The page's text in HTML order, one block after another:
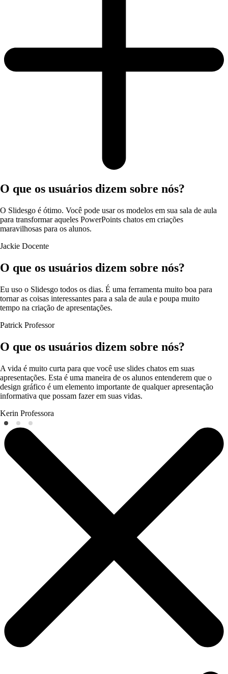
O que os usuários dizem sobre nós?
O Slidesgo é ótimo. Você pode usar os modelos em sua sala de aula
para transformar aqueles PowerPoints chatos em criações
maravilhosas para os alunos.
Jackie Docente
O que os usuários dizem sobre nós?
Eu uso o Slidesgo todos os dias. É uma ferramenta muito boa para
tornar as coisas interessantes para a sala de aula e poupa muito
tempo na criação de apresentações.
Patrick Professor
O que os usuários dizem sobre nós?
A vida é muito curta para que você use slides chatos em suas
apresentações. Esta é uma maneira de os alunos entenderem que o
design gráfico é um elemento importante de qualquer apresentação
informativa que possam fazer em suas vidas.
Kerin Professora